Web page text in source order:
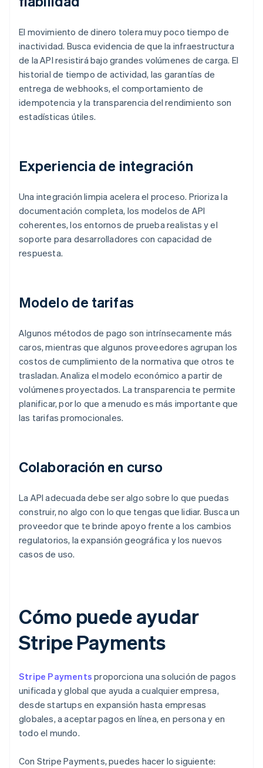
El movimiento de dinero tolera muy poco tiempo de
inactividad. Busca evidencia de que la infraestructura
de la API resistirá bajo grandes volúmenes de carga. El
historial de tiempo de actividad, las garantías de
entrega de webhooks, el comportamiento de
idempotencia y la transparencia del rendimiento son
estadísticas útiles.
Experiencia de integración
Una integración limpia acelera el proceso. Prioriza la
documentación completa, los modelos de API
coherentes, los entornos de prueba realistas y el
soporte para desarrolladores con capacidad de
respuesta.
Modelo de tarifas
Algunos métodos de pago son intrínsecamente más
caros, mientras que algunos proveedores agrupan los
costos de cumplimiento de la normativa que otros te
trasladan. Analiza el modelo económico a partir de
volúmenes proyectados. La transparencia te permite
planificar, por lo que a menudo es más importante que
las tarifas promocionales.
Colaboración en curso
La API adecuada debe ser algo sobre lo que puedas
construir, no algo con lo que tengas que lidiar. Busca un
proveedor que te brinde apoyo frente a los cambios
regulatorios, la expansión geográfica y los nuevos
casos de uso.
Cómo puede ayudar
Stripe Payments
Stripe Payments proporciona una solución de pagos
unificada y global que ayuda a cualquier empresa,
desde startups en expansión hasta empresas
globales, a aceptar pagos en línea, en persona y en
todo el mundo.
Con Stripe Payments, puedes hacer lo siguiente: